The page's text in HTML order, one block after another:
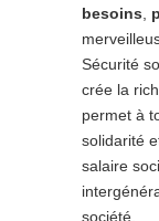
besoins
Sécurité
crée la
permet à
solidarité
salaire
société.